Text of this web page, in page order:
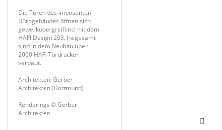
Die Türen des imposanten
Bürogebäudes öffnen sich
gewerkübergreifend mit dem
HAFI Design 203. Insgesamt
sind in dem Neubau über
2000 HAFI Türdrücker
verbaut.
Architekten: Gerber
Architekten (Dortmund)
Renderings © Gerber
Architekten